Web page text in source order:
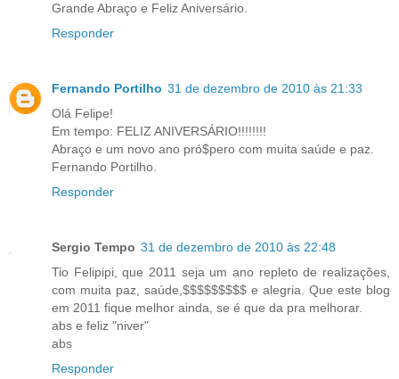
Grande Abraço e Feliz Aniversário.
Responder
Fernando Portilho 31 de dezembro de 2010 às 21:33
Olá Felipe!
Em tempo: FELIZ ANIVERSÁRIO!!!!!!!!
Abraço e um novo ano pró$pero com muita saúde e paz.
Fernando Portilho.
Responder
Sergio Tempo 31 de dezembro de 2010 às 22:48
Tio Felipipi, que 2011 seja um ano repleto de realizações,
com muita paz, saúde,$$$$$$$$$ e alegria. Que este blog
em 2011 fique melhor ainda, se é que da pra melhorar.
abs e feliz "niver"
abs
Responder